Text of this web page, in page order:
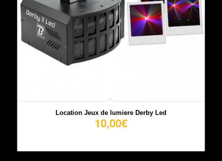
Location Jeux de lumiere Derby Led
10,00€